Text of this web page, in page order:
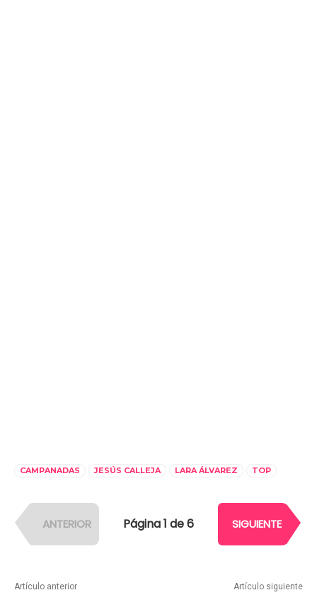
CAMPANADAS JESÚS CALLEJA LARA ÁLVAREZ TOP
ANTERIOR Página 1 de 6 SIGUIENTE
Artículo anterior Artículo siguiente